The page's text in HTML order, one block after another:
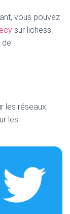
vous pouvez
sur lichess.
de
les réseaux
les